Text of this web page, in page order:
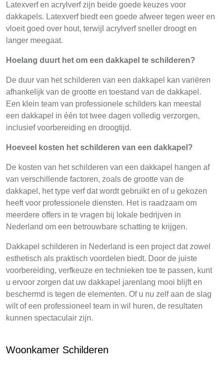
Latexverf en acrylverf zijn beide goede keuzes voor
dakkapels. Latexverf biedt een goede afweer tegen weer en
vloeit goed over hout, terwijl acrylverf sneller droogt en
langer meegaat.
Hoelang duurt het om een dakkapel te schilderen?
De duur van het schilderen van een dakkapel kan variëren
afhankelijk van de grootte en toestand van de dakkapel.
Een klein team van professionele schilders kan meestal
een dakkapel in één tot twee dagen volledig verzorgen,
inclusief voorbereiding en droogtijd.
Hoeveel kosten het schilderen van een dakkapel?
De kosten van het schilderen van een dakkapel hangen af
van verschillende factoren, zoals de grootte van de
dakkapel, het type verf dat wordt gebruikt en of u gekozen
heeft voor professionele diensten. Het is raadzaam om
meerdere offers in te vragen bij lokale bedrijven in
Nederland om een betrouwbare schatting te krijgen.
Dakkapel schilderen in Nederland is een project dat zowel
esthetisch als praktisch voordelen biedt. Door de juiste
voorbereiding, verfkeuze en technieken toe te passen, kunt
u ervoor zorgen dat uw dakkapel jarenlang mooi blijft en
beschermd is tegen de elementen. Of u nu zelf aan de slag
wilt of een professioneel team in wil huren, de resultaten
kunnen spectaculair zijn.
Woonkamer Schilderen